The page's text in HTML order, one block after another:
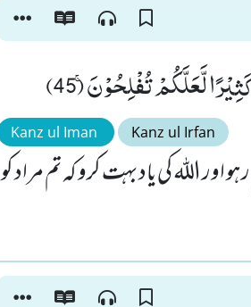
لَّعَلَّكُمْ تُفْلِحُوْنَۚ (45)
Kanz ul Iman Kanz ul Irfan
اللہ کی یاد بہت کرو کہ تم مراد کو